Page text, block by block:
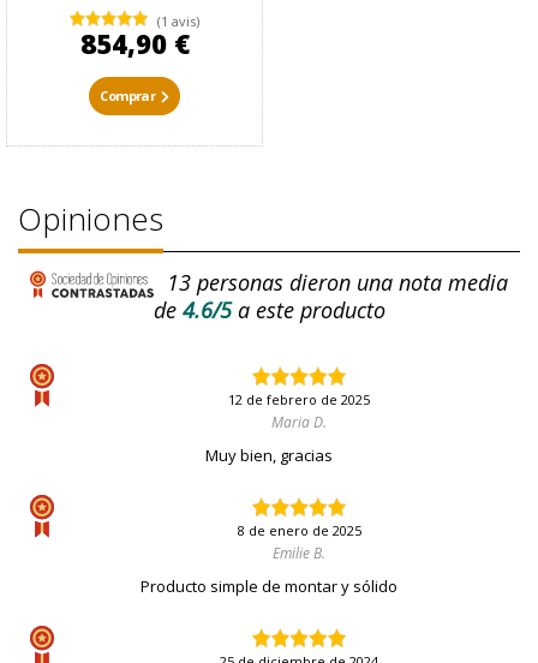
(1 avis)
854,90 €
Comprar
Opiniones
13 personas dieron una nota media
de4.6/5a este producto
12 de febrero de 2025
Maria D.
Muy bien, gracias
8 de enero de 2025
Emilie B.
Producto simple de montar y sólido